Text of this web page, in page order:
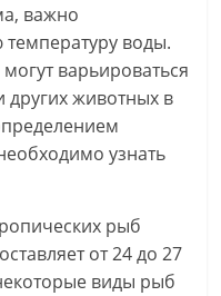
важно
воды.
варьироваться
других животных в
узнать
рыб
от 24 до 27
виды рыб